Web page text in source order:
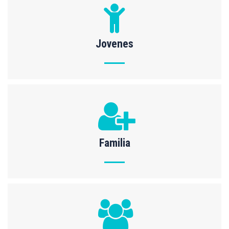
Jovenes
Familia